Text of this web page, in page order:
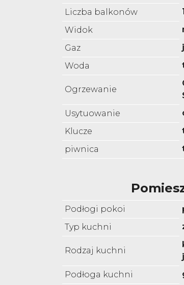
Liczba balkonów
1
Widok
Gaz
Woda
Ogrzewanie
Usytuowanie
Klucze
piwnica
Podłogi pokoi
Typ kuchni
Rodzaj kuchni
Podłoga kuchni